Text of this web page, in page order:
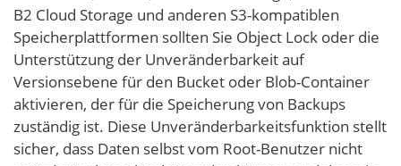
B2 Cloud Storage und anderen S3-kompatiblen
Speicherplattformen sollten Sie Object Lock oder die
Unterstützung der Unveränderbarkeit auf
Versionsebene für den Bucket oder Blob-Container
aktivieren, der für die Speicherung von Backups
zuständig ist. Diese Unveränderbarkeitsfunktion stellt
sicher, dass Daten selbst vom Root-Benutzer nicht